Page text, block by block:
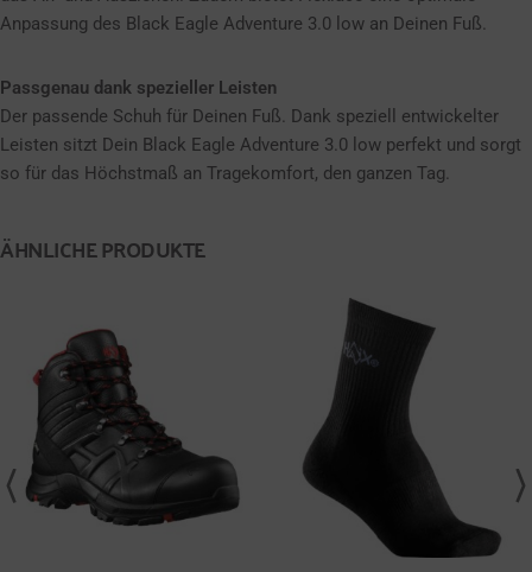
Anpassung des Black Eagle Adventure 3.0 low an Deinen Fuß.
Passgenau dank spezieller Leisten
Der passende Schuh für Deinen Fuß. Dank speziell entwickelter
Leisten sitzt Dein Black Eagle Adventure 3.0 low perfekt und sorgt
so für das Höchstmaß an Tragekomfort, den ganzen Tag.
ÄHNLICHE PRODUKTE